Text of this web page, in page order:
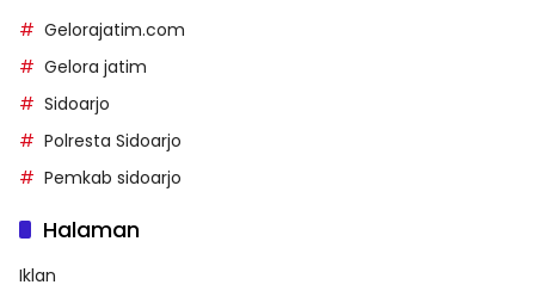
Gelorajatim.com
Gelora jatim
Sidoarjo
Polresta Sidoarjo
Pemkab sidoarjo
Halaman
Iklan